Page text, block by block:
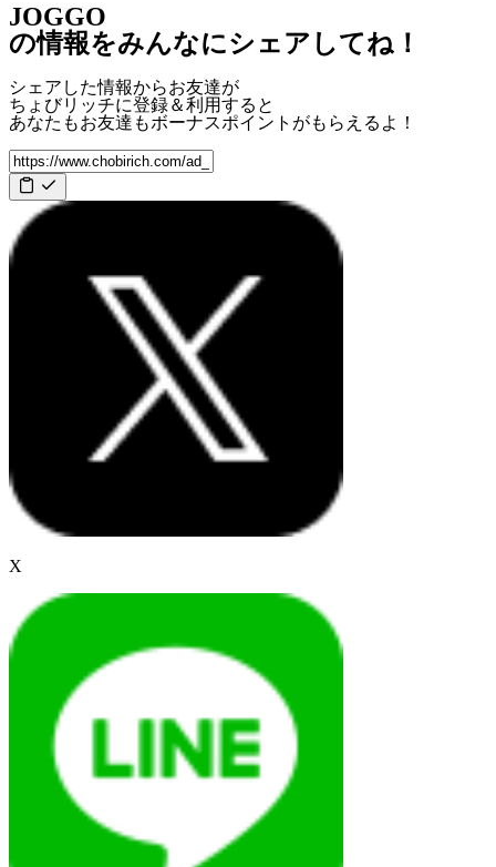
JOGGO
の情報をみんなにシェアしてね！
シェアした情報からお友達が
ちょびリッチに登録＆利用すると
あなたもお友達もボーナスポイント がもらえるよ！
X